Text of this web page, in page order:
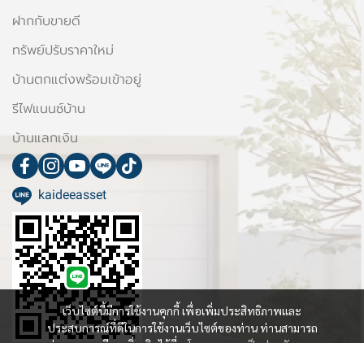
เว็บไซต์นี้มีการใช้งานคุกกี้ เพื่อเพิ่มประสิทธิภาพและ
ประสบการณ์ที่ดีในการใช้งานเว็บไซต์ของท่าน ท่านสามารถ
ฝากกับขายดี
ทรัพย์ปรับราคาใหม่
บ้านตกแต่งพร้อมเข้าอยู่
รีไฟแนนซ์บ้าน
บ้านแลกเงิน
kaideeasset